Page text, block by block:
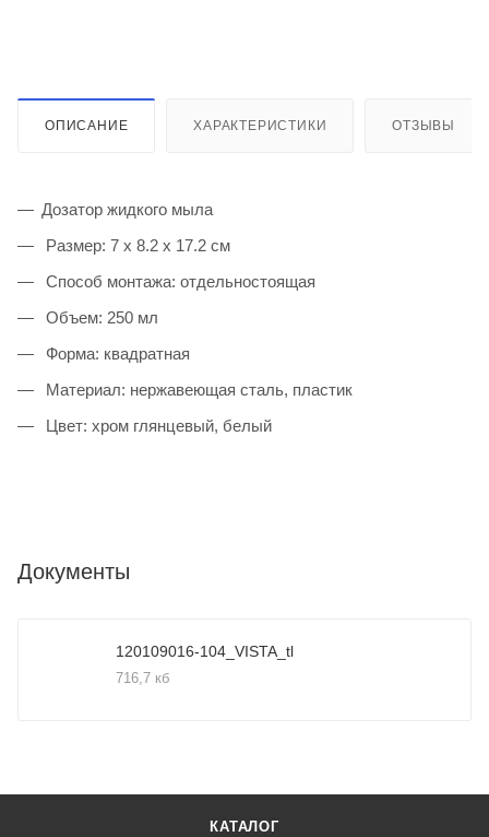
ОПИСАНИЕ ХАРАКТЕРИСТИКИ ОТЗЫВЫ
Дозатор жидкого мыла
Размер: 7 x 8.2 x 17.2 см
Способ монтажа: отдельностоящая
Объем: 250 мл
Форма: квадратная
Материал: нержавеющая сталь, пластик
Цвет: хром глянцевый, белый
Документы
120109016-104_VISTA_tl
716,7 кб
КАТАЛОГ